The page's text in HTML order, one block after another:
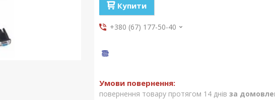
Купити
+380 (67) 177-50-40
повернення товару протягом 14 днів за